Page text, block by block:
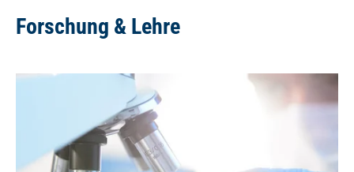
Forschung & Lehre